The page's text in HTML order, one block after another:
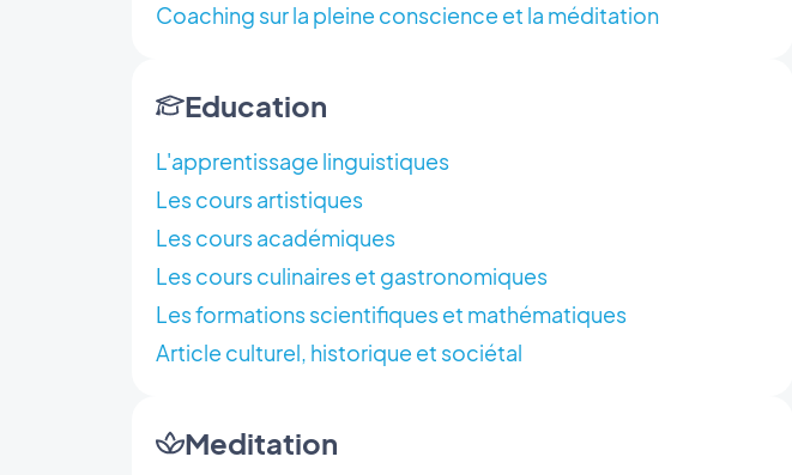
Coaching sur la pleine conscience et la méditation
Education
L'apprentissage linguistiques
Les cours artistiques
Les cours académiques
Les cours culinaires et gastronomiques
Les formations scientifiques et mathématiques
Article culturel, historique et sociétal
Meditation